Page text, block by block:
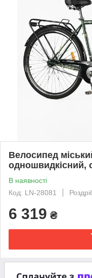
Велосипед
одношвидкісний,
В наявності
Код: LN-28081
6 319 ₴